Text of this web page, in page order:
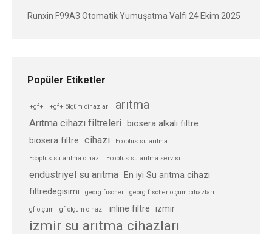
Runxin F99A3 Otomatik Yumuşatma Valfi 24 Ekim 2025
Popüler Etiketler
+gf+ +gf+ ölçüm cihazları arıtma
Arıtma cihazı filtreleri
biosera alkali filtre
biosera filtre
cihazı Ecoplus su arıtma
Ecoplus su arıtma cihazı Ecoplus su arıtma servisi
endüstriyel su arıtma
En iyi Su arıtma cihazı
filtredegisimi
georg fischer georg fischer ölçüm cihazları
gf ölçüm gf ölçüm cihazı inline filtre izmir
izmir su arıtma cihazları